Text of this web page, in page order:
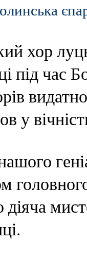
хор
під час
у
діяча